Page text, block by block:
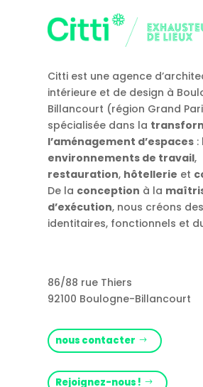
Citti est une agence
intérieure et de design à
Billancourt (région Grand
spécialisée dans la
l’aménagement d’espaces :
environnements de travail,
restauration, hôtellerie et
De la conception à la
d’exécution, nous créons
identitaires, fonctionnels et
86/88 rue Thiers
92100 Boulogne-Billancourt
nous contacter
Rejoignez-nous !